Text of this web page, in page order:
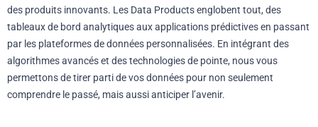
des produits innovants. Les Data Products englobent tout, des
tableaux de bord analytiques aux applications prédictives en passant
par les plateformes de données personnalisées. En intégrant des
algorithmes avancés et des technologies de pointe, nous vous
permettons de tirer parti de vos données pour non seulement
comprendre le passé, mais aussi anticiper l’avenir.